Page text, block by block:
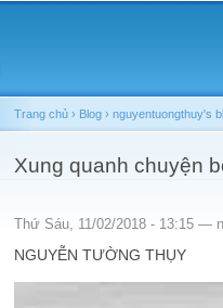
You are here
Trang chủ › Blog › nguyentuongthuy's
Xung quanh chuyện
Thứ Sáu, 11/02/2018 - 13:15 —
NGUYỄN TƯỜNG THỤY